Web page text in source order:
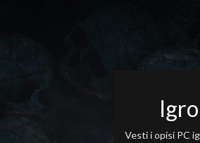
Vesti i opisi PC